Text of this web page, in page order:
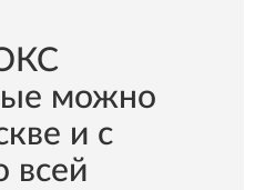
можно
и с
всей